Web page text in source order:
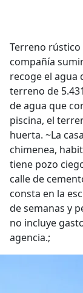
Terreno rústico
compañía
recoge el agua
terreno de
de agua que
piscina, el
huerta. ~La
chimenea,
tiene pozo
calle de
consta en la
de semanas y
no incluye
agencia.;